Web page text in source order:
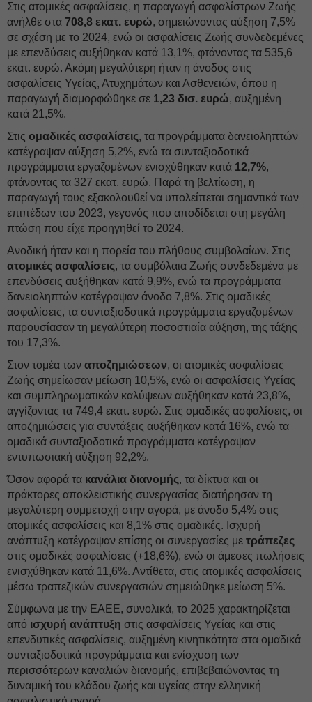
Στις ατομικές ασφαλίσεις, η παραγωγή ασφαλίστρων Ζωής
ανήλθε στα 708,8 εκατ. ευρώ, σημειώνοντας αύξηση 7,5%
σε σχέση με το 2024, ενώ οι ασφαλίσεις Ζωής συνδεδεμένες
με επενδύσεις αυξήθηκαν κατά 13,1%, φτάνοντας τα 535,6
εκατ. ευρώ. Ακόμη μεγαλύτερη ήταν η άνοδος στις
ασφαλίσεις Υγείας, Ατυχημάτων και Ασθενειών, όπου η
παραγωγή διαμορφώθηκε σε 1,23 δισ. ευρώ, αυξημένη
κατά 21,5%.
Στις ομαδικές ασφαλίσεις, τα προγράμματα δανειοληπτών
κατέγραψαν αύξηση 5,2%, ενώ τα συνταξιοδοτικά
προγράμματα εργαζομένων ενισχύθηκαν κατά 12,7%,
φτάνοντας τα 327 εκατ. ευρώ. Παρά τη βελτίωση, η
παραγωγή τους εξακολουθεί να υπολείπεται σημαντικά των
επιπέδων του 2023, γεγονός που αποδίδεται στη μεγάλη
πτώση που είχε προηγηθεί το 2024.
Ανοδική ήταν και η πορεία του πλήθους συμβολαίων. Στις
ατομικές ασφαλίσεις, τα συμβόλαια Ζωής συνδεδεμένα με
επενδύσεις αυξήθηκαν κατά 9,9%, ενώ τα προγράμματα
δανειοληπτών κατέγραψαν άνοδο 7,8%. Στις ομαδικές
ασφαλίσεις, τα συνταξιοδοτικά προγράμματα εργαζομένων
παρουσίασαν τη μεγαλύτερη ποσοστιαία αύξηση, της τάξης
του 17,3%.
Στον τομέα των αποζημιώσεων, οι ατομικές ασφαλίσεις
Ζωής σημείωσαν μείωση 10,5%, ενώ οι ασφαλίσεις Υγείας
και συμπληρωματικών καλύψεων αυξήθηκαν κατά 23,8%,
αγγίζοντας τα 749,4 εκατ. ευρώ. Στις ομαδικές ασφαλίσεις, οι
αποζημιώσεις για συντάξεις αυξήθηκαν κατά 16%, ενώ τα
ομαδικά συνταξιοδοτικά προγράμματα κατέγραψαν
εντυπωσιακή αύξηση 92,2%.
Όσον αφορά τα κανάλια διανομής, τα δίκτυα και οι
πράκτορες αποκλειστικής συνεργασίας διατήρησαν τη
μεγαλύτερη συμμετοχή στην αγορά, με άνοδο 5,4% στις
ατομικές ασφαλίσεις και 8,1% στις ομαδικές. Ισχυρή
ανάπτυξη κατέγραψαν επίσης οι συνεργασίες με τράπεζες
στις ομαδικές ασφαλίσεις (+18,6%), ενώ οι άμεσες πωλήσεις
ενισχύθηκαν κατά 11,6%. Αντίθετα, στις ατομικές ασφαλίσεις
μέσω τραπεζικών συνεργασιών σημειώθηκε μείωση 5%.
Σύμφωνα με την ΕΑΕΕ, συνολικά, το 2025 χαρακτηρίζεται
από ισχυρή ανάπτυξη στις ασφαλίσεις Υγείας και στις
επενδυτικές ασφαλίσεις, αυξημένη κινητικότητα στα ομαδικά
συνταξιοδοτικά προγράμματα και ενίσχυση των
περισσότερων καναλιών διανομής, επιβεβαιώνοντας τη
δυναμική του κλάδου ζωής και υγείας στην ελληνική